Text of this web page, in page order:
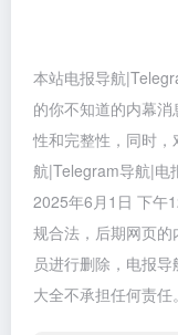
本站电报导航
的你不知道的内幕
性和完整性，同时
航|Telegram导航|电
2025年6月1日 下午
规合法，后期网页
员进行删除，电报
大全不承担任何责任。